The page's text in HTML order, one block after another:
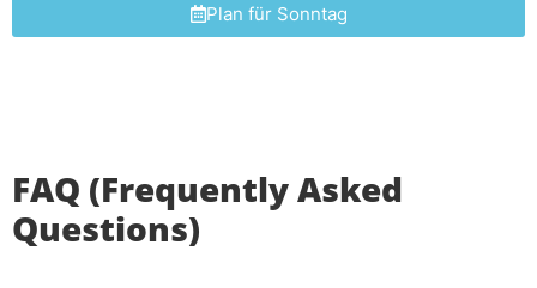
Plan für Sonntag
FAQ (Frequently Asked
Questions)